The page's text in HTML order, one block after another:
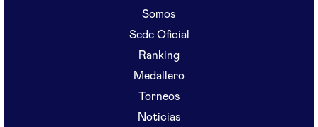
Somos
Sede Oficial
Ranking
Medallero
Torneos
Noticias